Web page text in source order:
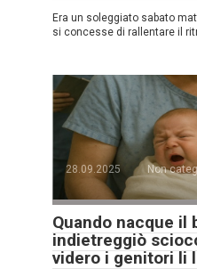
Era un soleggiato sabato
si concesse di rallentare il
28.09.2025
Non
Quando nacque il
indietreggiò
videro i genitori li